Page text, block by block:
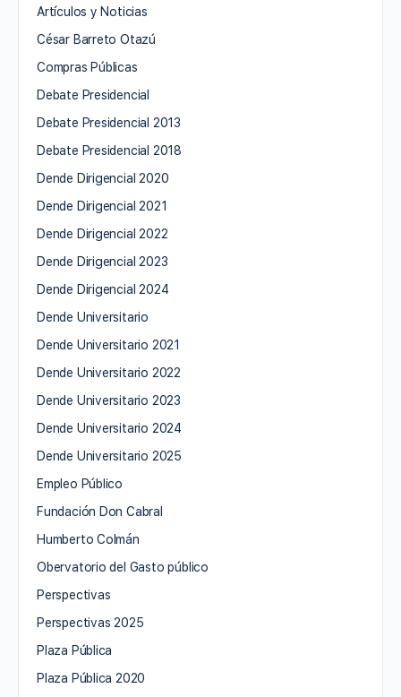
Artículos y Noticias
César Barreto Otazú
Compras Públicas
Debate Presidencial
Debate Presidencial 2013
Debate Presidencial 2018
Dende Dirigencial 2020
Dende Dirigencial 2021
Dende Dirigencial 2022
Dende Dirigencial 2023
Dende Dirigencial 2024
Dende Universitario
Dende Universitario 2021
Dende Universitario 2022
Dende Universitario 2023
Dende Universitario 2024
Dende Universitario 2025
Empleo Público
Fundación Don Cabral
Humberto Colmán
Obervatorio del Gasto público
Perspectivas
Perspectivas 2025
Plaza Pública
Plaza Pública 2020